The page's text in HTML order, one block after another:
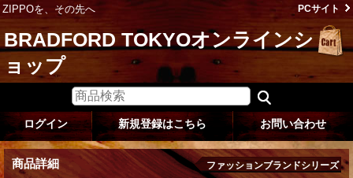
ZIPPOを、その先へ PCサイト
BRADFORD TOKYOオンラインシ
ョップ
ログイン 新規登録はこちら お問い合わせ
商品詳細 ファッションブランドシリーズ